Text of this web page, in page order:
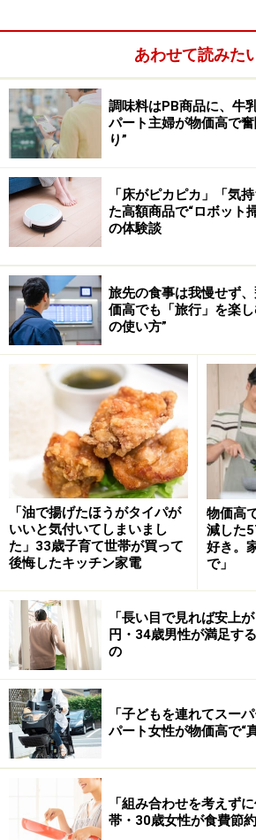
・電気代：4000円
・ガス代：3000円
・水道代：2000円
・通信費：6000円
・毎月貯蓄に回している額：2万円
節約のため、安い食材を買
今回紹介する大阪府在住20歳女性は
敗してしまいました。
「SNSや節約の情報サイトで、ま
ば食費をかなり抑えられるという
かけです。食費を減らしたいと思っ
も実践してみようと思いました」
り返ります。しかし、いざ始めてみ
が増えてしまうことに……。
「スーパーで安い食材をたくさん買
が忙しくて料理する時間が取れず、
ずに傷んでしまったものもありまし
してしまい、節約どころか出費にな
女性は「節約のつもりで行動したの
しまい、もったいない気持ちと少し
りました。自分の生活スタイルに合
要があると感じました」と反省して
そして、「節約は無理に理想の方
なく、自分の生活リズムに合った方
あわせて読みた
調味料はPB商品に、牛
パート主婦が物価高で
り”
「床がピカピカ」「気
た高額商品で“ロボット
の体験談
旅先の食事は我慢せず
価高でも「旅行」を楽
の使い方”
「油で揚げたほうがタイパが
いいと気付いてしまいまし
た」33歳子育て世帯が買って
後悔したキッチン家電
物価高
減した
好き。
で」
「長い目で見れば安上
円・34歳男性が満足す
の
「子どもを連れてスー
パート女性が物価高で“
「組み合わせを考えず
帯・30歳女性が食費節